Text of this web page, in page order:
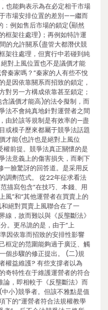
也能夠表示為在必定相干市場
市場安排位置的差別——繼而
例如售后市場的鎖定(顯然
框架往處理)；再例如特許運
的允許關系(盡管大都潛伏競
架往處理，但實行中若碰到純
對上風位置也不是議價才能
秦家嗎？”秦家的人有些不悅
是因依靠關系而招致的鎖定，
對另一方構成依靠甚至鎖定；
議價才能高)的法令擬制，而
法不會純真地針對運營者之間
由於該等規制是有效率的—盡
或模子歷來都屬于競爭法話題
才能(也許也是絕對上風位
前提。競爭法真正關懷的是
法意義上的傷害損失，而剩下
一臉驚訝的回答道。是采用反
調劑范式。 從22年征求看法
描寫包含“在技巧、本錢、用
風”和“其他運營者在買賣上的
絕對買賣上風聯合在了一
線，故而難以與《反壟斷法》
。更吊詭的是，由于“上
因依靠而招致的安排性影響
框定的范圍能夠過于廣泛、觸
個步驟的修正提出。 (二)規
權益維護? 有些支撐者以為
奇特性在于維護運營者的符合
，即相較于《反壟斷法》而
小)競爭者。但該不雅點是值
下的“運營者符合法規權教學